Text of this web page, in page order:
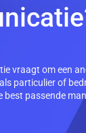
vraagt om een
particulier of
best passende